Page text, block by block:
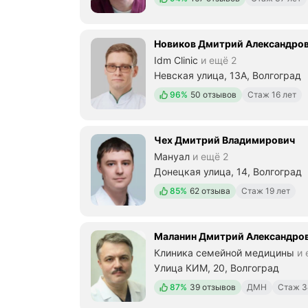
Новиков Дмитрий
Idm Clinic и ещё 2
Невская улица, 13А, Волгоград
Положительных отзывов
96% 50 отзывов Стаж 16 лет
Чех Дмитрий Владимирович
Мануал и ещё 2
Донецкая улица, 14, Волгоград
Положительных отзывов
85% 62 отзыва Стаж 19 лет
Маланин Дмитрий
Клиника семейной медицины и
Улица КИМ, 20, Волгоград
Положительных отзывов
87% 39 отзывов ДМН Стаж